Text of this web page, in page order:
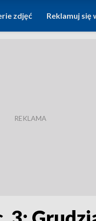
zdjęć Reklamuj się